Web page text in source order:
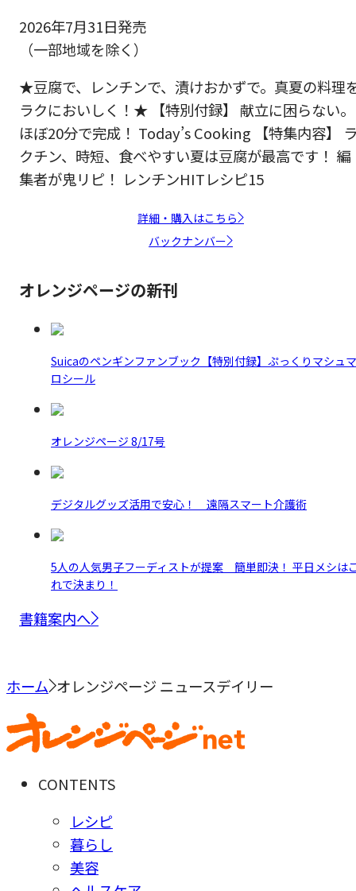
2026年7月31日発売
（一部地域を除く）
★豆腐で、レンチンで、漬けおかずで。真夏の料理
ラクにおいしく！★ 【特別付録】 献立に困らない。
ほぼ20分で完成！ Today’s Cooking 【特集内容】
クチン、時短、食べやすい夏は豆腐が最高です！ 編
集者が鬼リピ！ レンチンHITレシピ15
詳細・購入はこちら
バックナンバー
オレンジページの新刊
Suicaのペンギンファンブック【特別付録】ぷっくりマシュマ
ロシール
オレンジページ 8/17号
デジタルグッズ活用で安心！ 遠隔スマート介護術
5人の人気男子フーディストが提案 簡単即決！ 平日メシは
れで決まり！
書籍案内へ
ホーム オレンジページ ニュースデイリー
CONTENTS
レシピ
暮らし
美容